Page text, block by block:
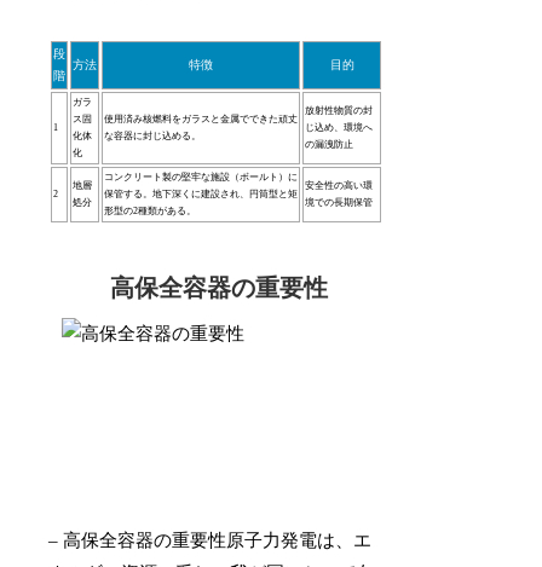
段
階
方法 特徴 目的
1
ガラ
ス固
化体
化
使用済み核燃料をガラスと金属でできた頑丈
な容器に封じ込める。
放射性物質の封
じ込め、環境へ
の漏洩防止
2
地層
処分
コンクリート製の堅牢な施設（ボールト）に
保管する。地下深くに建設され、円筒型と矩
形型の2種類がある。
安全性の高い環
境での長期保管
高保全容器の重要性
– 高保全容器の重要性原子力発電は、エ